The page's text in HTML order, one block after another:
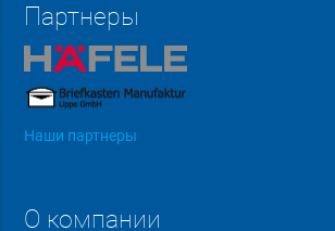
Партнеры
Наши партнеры
О компании